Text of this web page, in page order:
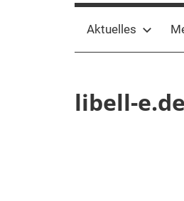
St.
Bork
Aktuelles
libell-